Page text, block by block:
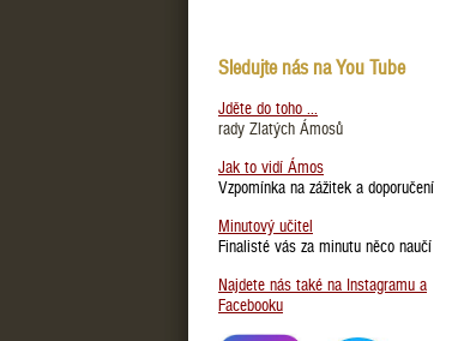
Sledujte nás na You Tube
Jděte do toho ...
rady Zlatých Ámosů
Jak to vidí Ámos
Vzpomínka na zážitek a doporučení
Minutový učitel
Finalisté vás za minutu něco naučí
Najdete nás také na Instagramu a
Facebooku